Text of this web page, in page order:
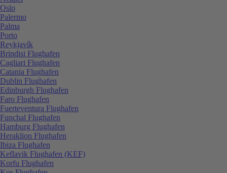
Oslo
Palermo
Palma
Porto
Reykjavík
Brindisi Flughafen
Cagliari Flughafen
Catania Flughafen
Dublin Flughafen
Edinburgh Flughafen
Faro Flughafen
Fuerteventura Flughafen
Funchal Flughafen
Hamburg Flughafen
Heraklion Flughafen
Ibiza Flughafen
Keflavik Flughafen (KEF)
Korfu Flughafen